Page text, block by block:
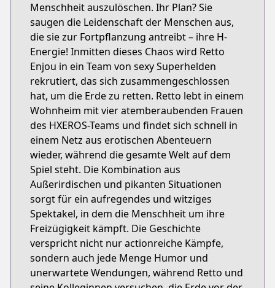
Menschheit auszulöschen. Ihr Plan? Sie
saugen die Leidenschaft der Menschen aus,
die sie zur Fortpflanzung antreibt – ihre H-
Energie! Inmitten dieses Chaos wird Retto
Enjou in ein Team von sexy Superhelden
rekrutiert, das sich zusammengeschlossen
hat, um die Erde zu retten. Retto lebt in einem
Wohnheim mit vier atemberaubenden Frauen
des HXEROS-Teams und findet sich schnell in
einem Netz aus erotischen Abenteuern
wieder, während die gesamte Welt auf dem
Spiel steht. Die Kombination aus
Außerirdischen und pikanten Situationen
sorgt für ein aufregendes und witziges
Spektakel, in dem die Menschheit um ihre
Freizügigkeit kämpft. Die Geschichte
verspricht nicht nur actionreiche Kämpfe,
sondern auch jede Menge Humor und
unerwartete Wendungen, während Retto und